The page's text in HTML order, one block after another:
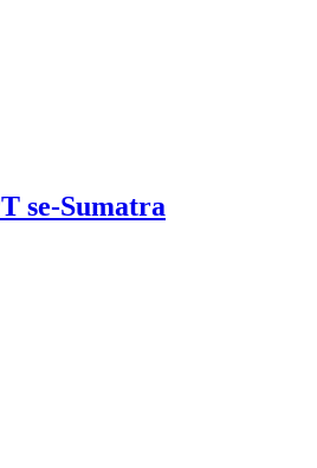
se-Sumatra